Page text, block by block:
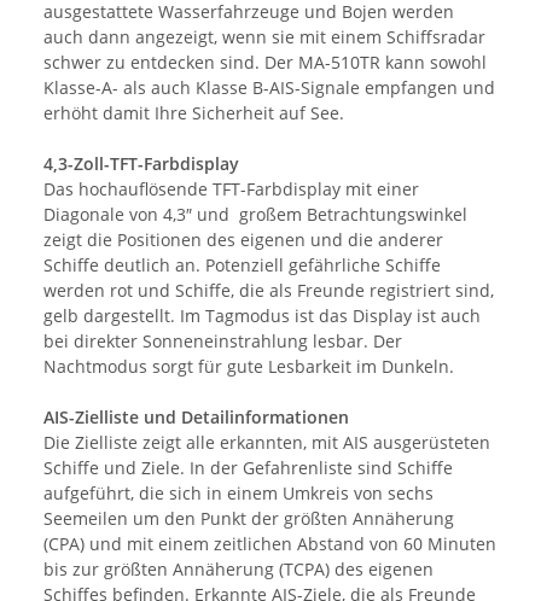
ausgestattete Wasserfahrzeuge und Bojen werden
auch dann angezeigt, wenn sie mit einem Schiffsradar
schwer zu entdecken sind. Der MA-510TR kann sowohl
Klasse-A- als auch Klasse B-AIS-Signale empfangen und
erhöht damit Ihre Sicherheit auf See.
4,3-Zoll-TFT-Farbdisplay
Das hochauflösende TFT-Farbdisplay mit einer
Diagonale von 4,3″ und großem Betrachtungswinkel
zeigt die Positionen des eigenen und die anderer
Schiffe deutlich an. Potenziell gefährliche Schiffe
werden rot und Schiffe, die als Freunde registriert sind,
gelb dargestellt. Im Tagmodus ist das Display ist auch
bei direkter Sonneneinstrahlung lesbar. Der
Nachtmodus sorgt für gute Lesbarkeit im Dunkeln.
AIS-Zielliste und Detailinformationen
Die Zielliste zeigt alle erkannten, mit AIS ausgerüsteten
Schiffe und Ziele. In der Gefahrenliste sind Schiffe
aufgeführt, die sich in einem Umkreis von sechs
Seemeilen um den Punkt der größten Annäherung
(CPA) und mit einem zeitlichen Abstand von 60 Minuten
bis zur größten Annäherung (TCPA) des eigenen
Schiffes befinden. Erkannte AIS-Ziele, die als Freunde